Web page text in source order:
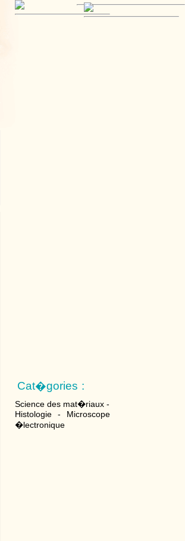
Cat�gories :
Science des mat�riaux -
Histologie - Microscope
�lectronique